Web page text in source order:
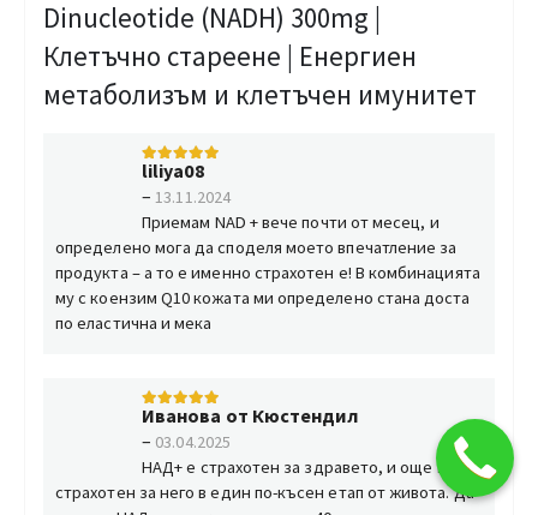
Dinucleotide (NADH) 300mg |
Клетъчно стареене | Енергиен
метаболизъм и клетъчен имунитет
5от 5
liliya08
– 13.11.2024
Приемам NAD + вече почти от месец, и
определено мога да споделя моето впечатление за
продукта – а то е именно страхотен е! В комбинацията
му с коензим Q10 кожата ми определено стана доста
по еластична и мека
5от 5
Иванова от Кюстендил
– 03.04.2025
НАД+ е страхотен за здравето, и още по-
страхотен за него в един по-късен етап от живота. Да